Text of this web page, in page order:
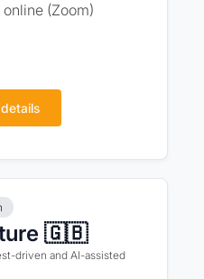
online (Zoom)
🇬🇧
driven and AI-assisted